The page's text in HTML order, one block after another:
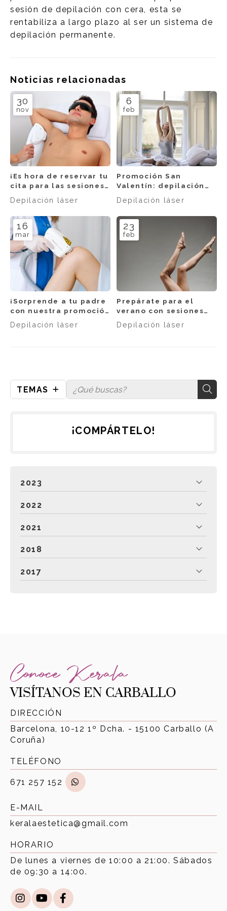
TEMAS
sesión de depilación con cera, esta se
rentabiliza a largo plazo al ser un sistema de
depilación permanente.
Noticias relacionadas
30
nov
¡Es hora de reservar tu
cita para las sesiones
Depilación láser
6
feb
Promoción San
Valentín: depilación
Depilación láser
16
mar
¡Sorprende a tu padre
con nuestra promoción
de depilación láser!
Depilación láser
23
feb
Prepárate para el
verano con sesiones
de depilación láser
Depilación láser
¡COMPÁRTELO!
2023
2022
2021
2018
2017
Conoce Kerala
VISÍTANOS EN CARBALLO
DIRECCIÓN
Barcelona, 10-12 1º Dcha. - 15100 Carballo (A
Coruña)
TELÉFONO
671 257 152
E-MAIL
keralaestetica@gmail.com
HORARIO
De lunes a viernes de 10:00 a 21:00. Sábados
de 09:30 a 14:00.